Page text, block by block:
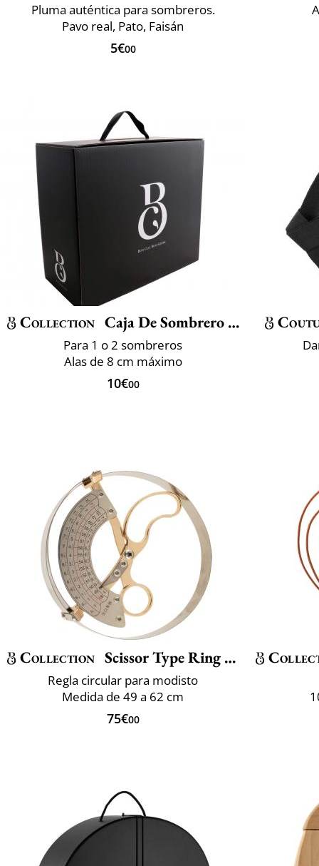
Pluma auténtica para sombreros.
Pavo real, Pato, Faisán
5€00
Collection Caja De Sombrero Bcbg
Para 1 o 2 sombreros
Alas de 8 cm máximo
10€00
Collection Scissor Type Ring Compass Size
Regla circular para modisto
Medida de 49 a 62 cm
75€00